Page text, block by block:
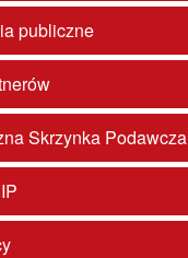
publiczne
Skrzynka Podawcza